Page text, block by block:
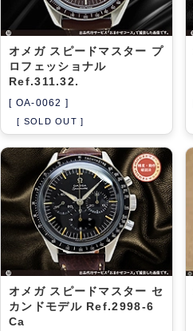
オメガ スピードマスター プ
ロフェッショナル
Ref.311.32.
[ OA-0062 ]
[ SOLD OUT ]
オメガ スピードマスター セ
カンドモデル Ref.2998-6
Ca